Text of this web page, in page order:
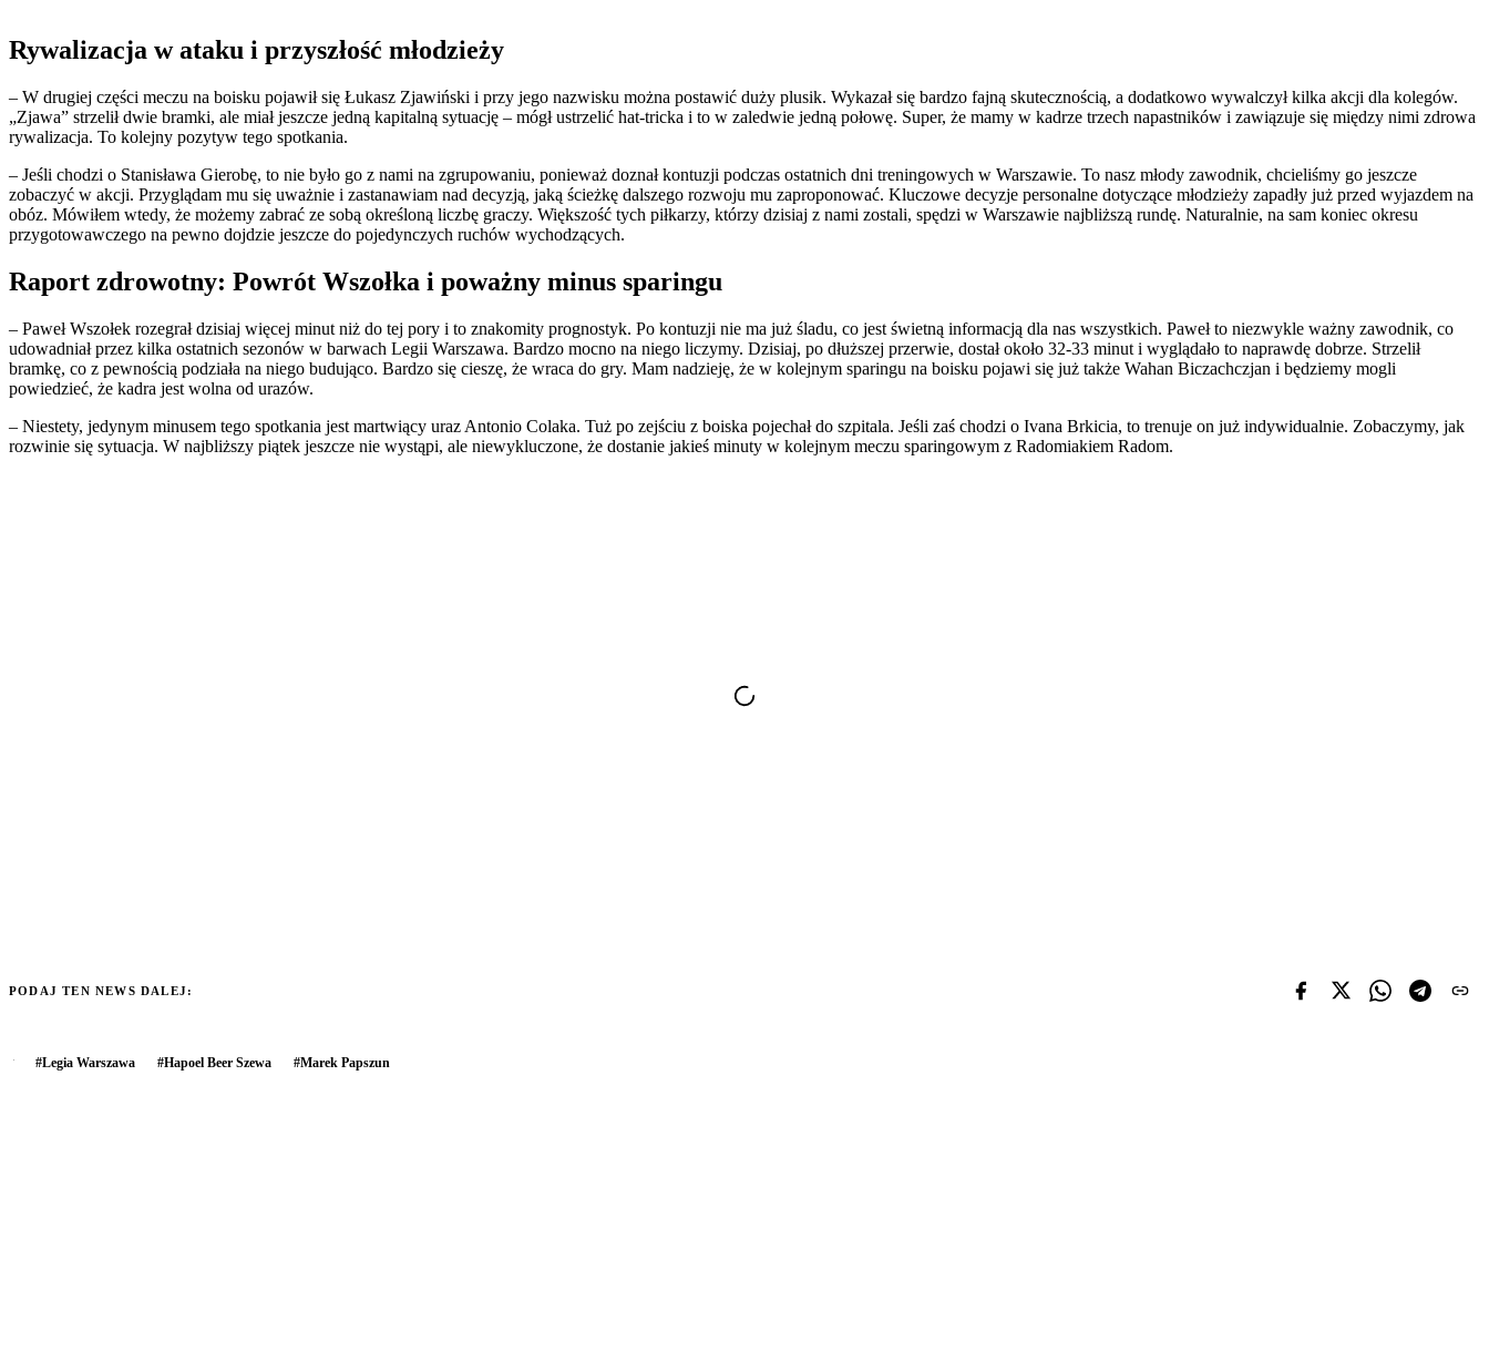
​Rywalizacja w ataku i przyszłość młodzieży
​– W drugiej części meczu na boisku pojawił się Łukasz Zjawiński i przy jego nazwisku można postawić duży plusik. Wykazał się bardzo fajną skutecznością, a dodatkowo wywalczył kilka akcji dla kolegów.
„Zjawa” strzelił dwie bramki, ale miał jeszcze jedną kapitalną sytuację – mógł ustrzelić hat-tricka i to w zaledwie jedną połowę. Super, że mamy w kadrze trzech napastników i zawiązuje się między nimi zdrowa
rywalizacja. To kolejny pozytyw tego spotkania.
​– Jeśli chodzi o Stanisława Gierobę, to nie było go z nami na zgrupowaniu, ponieważ doznał kontuzji podczas ostatnich dni treningowych w Warszawie. To nasz młody zawodnik, chcieliśmy go jeszcze
zobaczyć w akcji. Przyglądam mu się uważnie i zastanawiam nad decyzją, jaką ścieżkę dalszego rozwoju mu zaproponować. Kluczowe decyzje personalne dotyczące młodzieży zapadły już przed wyjazdem na
obóz. Mówiłem wtedy, że możemy zabrać ze sobą określoną liczbę graczy. Większość tych piłkarzy, którzy dzisiaj z nami zostali, spędzi w Warszawie najbliższą rundę. Naturalnie, na sam koniec okresu
przygotowawczego na pewno dojdzie jeszcze do pojedynczych ruchów wychodzących.
​Raport zdrowotny: Powrót Wszołka i poważny minus sparingu
​– Paweł Wszołek rozegrał dzisiaj więcej minut niż do tej pory i to znakomity prognostyk. Po kontuzji nie ma już śladu, co jest świetną informacją dla nas wszystkich. Paweł to niezwykle ważny zawodnik, co
udowadniał przez kilka ostatnich sezonów w barwach Legii Warszawa. Bardzo mocno na niego liczymy. Dzisiaj, po dłuższej przerwie, dostał około 32-33 minut i wyglądało to naprawdę dobrze. Strzelił
bramkę, co z pewnością podziała na niego budująco. Bardzo się cieszę, że wraca do gry. Mam nadzieję, że w kolejnym sparingu na boisku pojawi się już także Wahan Biczachczjan i będziemy mogli
powiedzieć, że kadra jest wolna od urazów.
​– Niestety, jedynym minusem tego spotkania jest martwiący uraz Antonio Colaka. Tuż po zejściu z boiska pojechał do szpitala. Jeśli zaś chodzi o Ivana Brkicia, to trenuje on już indywidualnie. Zobaczymy, jak
rozwinie się sytuacja. W najbliższy piątek jeszcze nie wystąpi, ale niewykluczone, że dostanie jakieś minuty w kolejnym meczu sparingowym z Radomiakiem Radom.
PODAJ TEN NEWS DALEJ:
#Legia Warszawa #Hapoel Beer Szewa #Marek Papszun